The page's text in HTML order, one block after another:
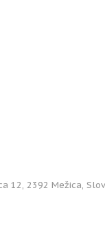
12, 2392 Mežica,